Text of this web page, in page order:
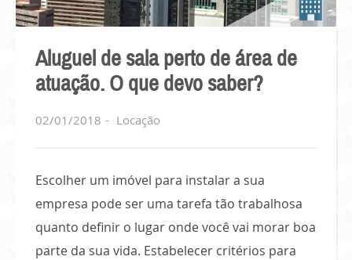
Aluguel de sala perto de área de
atuação. O que devo saber?
02/01/2018 Locação
Escolher um imóvel para instalar a sua
empresa pode ser uma tarefa tão trabalhosa
quanto definir o lugar onde você vai morar boa
parte da sua vida. Estabelecer critérios para